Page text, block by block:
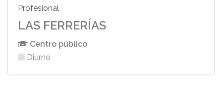
Profesional
LAS FERRERÍAS
Centro público
Diurno